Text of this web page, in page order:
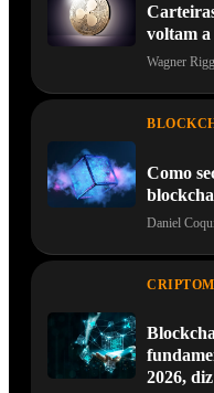
voltam a
Wagner
Como
Daniel
2026,